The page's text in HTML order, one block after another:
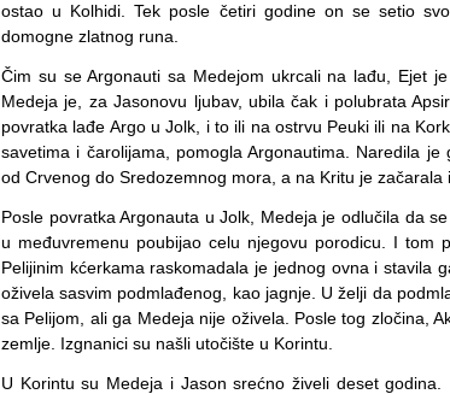
ostao u Kolhidi. Tek posle četiri godine on se setio
domogne zlatnog runa.
Čim su se Argonauti sa Medejom ukrcali na lađu, Ejet
Medeja je, za Jasonovu ljubav, ubila čak i polubrata
povratka lađe Argo u Jolk, i to ili na ostrvu Peuki ili na
savetima i čarolijama, pomogla Argonautima. Naredila
od Crvenog do Sredozemnog mora, a na Kritu je začarala
Posle povratka Argonauta u Jolk, Medeja je odlučila da
u međuvremenu poubijao celu njegovu porodicu. I tom
Pelijinim kćerkama raskomadala je jednog ovna i stavila
oživela sasvim podmlađenog, kao jagnje. U želji da
sa Pelijom, ali ga Medeja nije oživela. Posle tog zločina,
zemlje. Izgnanici su našli utočište u Korintu.
U Korintu su Medeja i Jason srećno živeli deset